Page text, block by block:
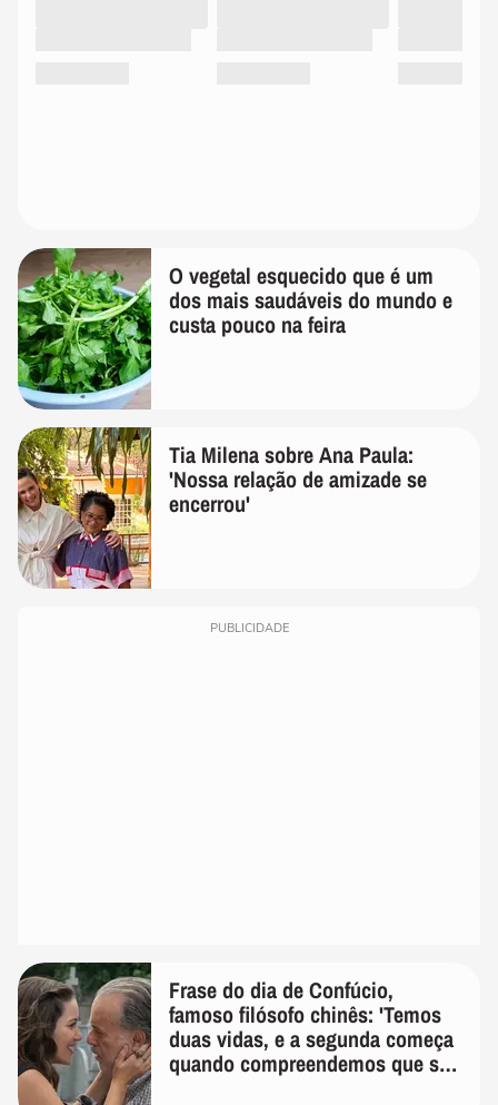
O vegetal esquecido que é um
dos mais saudáveis do mundo e
custa pouco na feira
Tia Milena sobre Ana Paula:
'Nossa relação de amizade se
encerrou'
PUBLICIDADE
Frase do dia de Confúcio,
famoso filósofo chinês: 'Temos
duas vidas, e a segunda começa
quando compreendemos que só